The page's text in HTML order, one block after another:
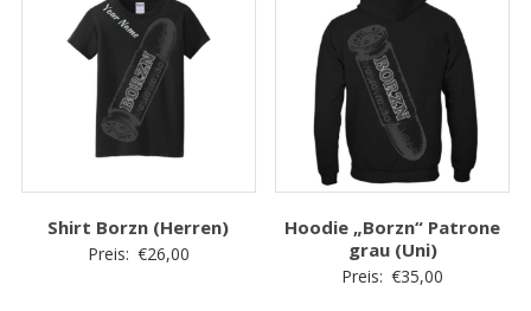
Shirt Borzn (Herren)
Preis: €26,00
Hoodie „Borzn“ Patrone
grau (Uni)
Preis: €35,00